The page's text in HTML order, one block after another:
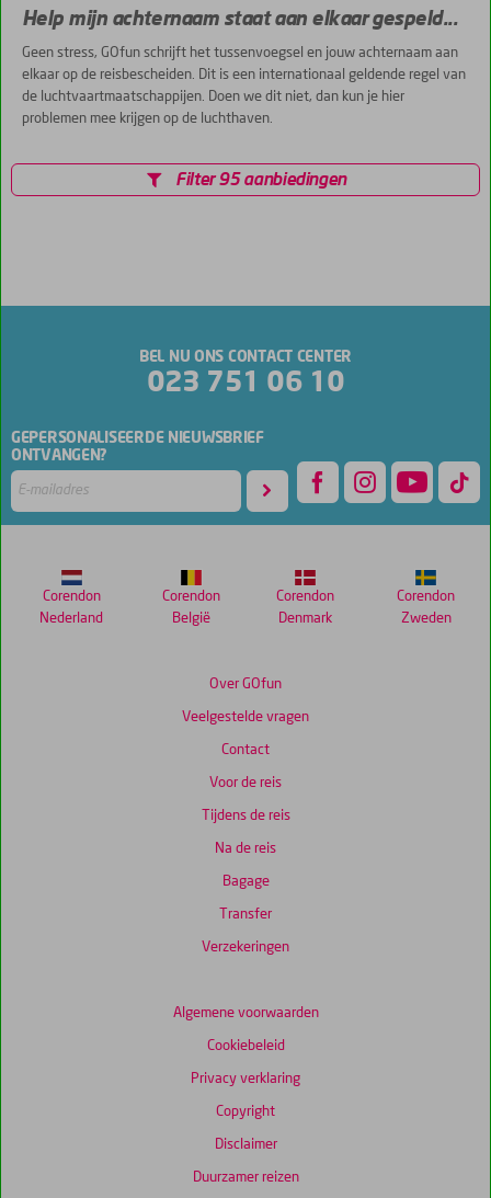
Help mijn achternaam staat aan elkaar gespeld...
Geen stress, GOfun schrijft het tussenvoegsel en jouw achternaam aan
elkaar op de reisbescheiden. Dit is een internationaal geldende regel van
de luchtvaartmaatschappijen. Doen we dit niet, dan kun je hier
problemen mee krijgen op de luchthaven.
Filter 95 aanbiedingen
BEL NU ONS CONTACT CENTER
023 751 06 10
GEPERSONALISEERDE NIEUWSBRIEF
ONTVANGEN?
Over GOfun
Veelgestelde vragen
Contact
Voor de reis
Tijdens de reis
Na de reis
Bagage
Transfer
Verzekeringen
Algemene voorwaarden
Cookiebeleid
Privacy verklaring
Copyright
Disclaimer
Duurzamer reizen
Corendon
Nederland
Corendon
België
Corendon
Denmark
Corendon
Zweden